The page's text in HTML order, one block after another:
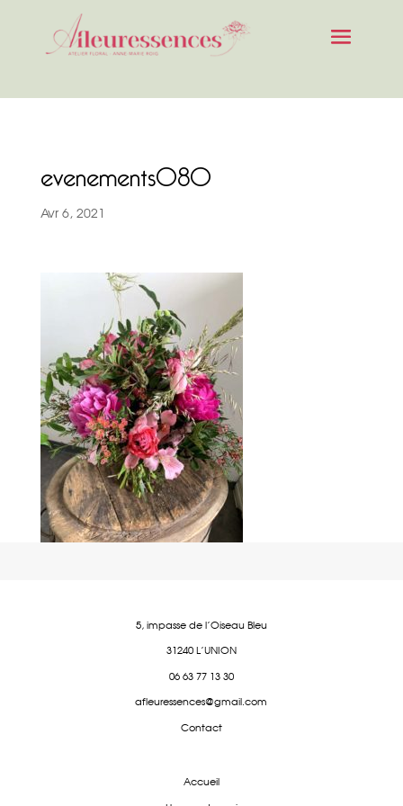
evenements080
Avr 6, 2021
5, impasse de l'Oiseau Bleu
31240 L'UNION
06 63 77 13 30
afleuressences@gmail.com
Contact
Accueil